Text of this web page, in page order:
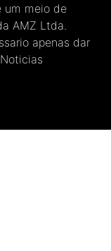
um meio de
AMZ Ltda.
apenas dar